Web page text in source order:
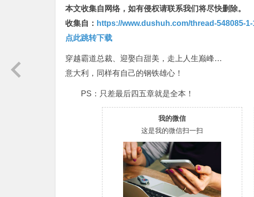
本文收集自网络，如有侵权请联系我们将尽快删除。
收集自： https://www.dushuh.com/thread-548085-1-
点此跳转下载
穿越霸道总裁、迎娶白甜美，走上人生巅峰…
意大利，同样有自己的钢铁雄心！
PS：只差最后四五章就是全本！
我的微信
这是我的微信扫一扫